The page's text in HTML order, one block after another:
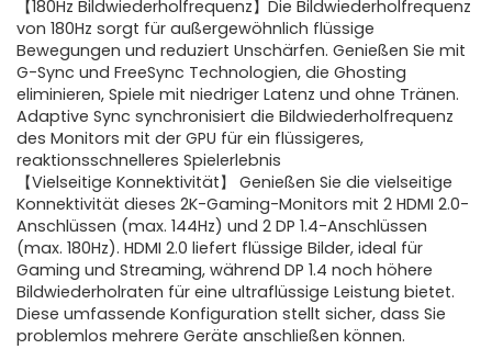
【180Hz Bildwiederholfrequenz】Die Bildwiederholfrequenz
von 180Hz sorgt für außergewöhnlich flüssige
Bewegungen und reduziert Unschärfen. Genießen Sie mit
G-Sync und FreeSync Technologien, die Ghosting
eliminieren, Spiele mit niedriger Latenz und ohne Tränen.
Adaptive Sync synchronisiert die Bildwiederholfrequenz
des Monitors mit der GPU für ein flüssigeres,
reaktionsschnelleres Spielerlebnis
【Vielseitige Konnektivität】 Genießen Sie die vielseitige
Konnektivität dieses 2K-Gaming-Monitors mit 2 HDMI 2.0-
Anschlüssen (max. 144Hz) und 2 DP 1.4-Anschlüssen
(max. 180Hz). HDMI 2.0 liefert flüssige Bilder, ideal für
Gaming und Streaming, während DP 1.4 noch höhere
Bildwiederholraten für eine ultraflüssige Leistung bietet.
Diese umfassende Konfiguration stellt sicher, dass Sie
problemlos mehrere Geräte anschließen können.